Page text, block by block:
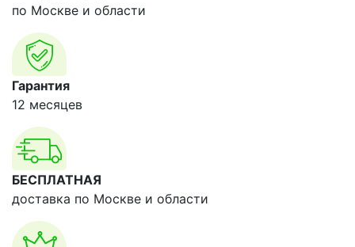
по Москве и области
Гарантия
12 месяцев
БЕСПЛАТНАЯ
доставка по Москве и области